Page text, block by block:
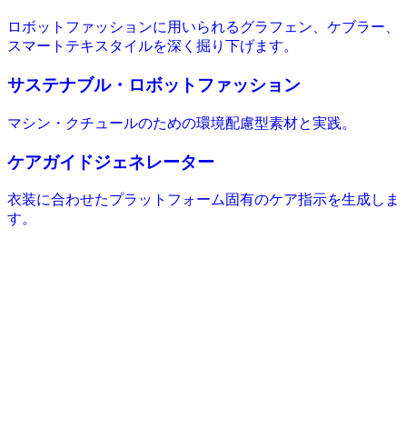
ロボットファッションに用いられるグラフェン、ケブラー、
スマートテキスタイルを深く掘り下げます。
サステナブル・ロボットファッション
マシン・クチュールのための環境配慮型素材と実践。
ケアガイドジェネレーター
衣装に合わせたプラットフォーム固有のケア指示を生成しま
す。